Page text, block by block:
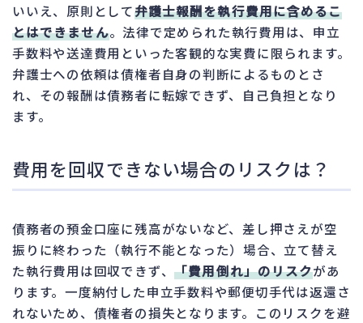
いいえ、原則として弁護士報酬を執行費用に含めるこ
とはできません。法律で定められた執行費用は、申立
手数料や送達費用といった客観的な実費に限られます。
弁護士への依頼は債権者自身の判断によるものとさ
れ、その報酬は債務者に転嫁できず、自己負担となり
ます。
費用を回収できない場合のリスクは？
債務者の預金口座に残高がないなど、差し押さえが空
振りに終わった（執行不能となった）場合、立て替え
た執行費用は回収できず、「費用倒れ」のリスクがあ
ります。一度納付した申立手数料や郵便切手代は返還さ
れないため、債権者の損失となります。このリスクを避